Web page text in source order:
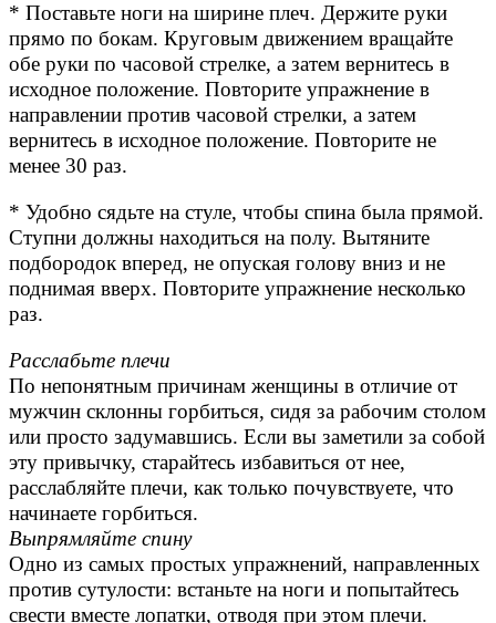
* Поставьте ноги на ширине плеч. Держите руки
прямо по бокам. Круговым движением вращайте
обе руки по часовой стрелке, а затем вернитесь в
исходное положение. Повторите упражнение в
направлении против часовой стрелки, а затем
вернитесь в исходное положение. Повторите не
менее 30 раз.
* Удобно сядьте на стуле, чтобы спина была прямой.
Ступни должны находиться на полу. Вытяните
подбородок вперед, не опуская голову вниз и не
поднимая вверх. Повторите упражнение несколько
раз.
Расслабьте плечи
По непонятным причинам женщины в отличие от
мужчин склонны горбиться, сидя за рабочим столом
или просто задумавшись. Если вы заметили за собой
эту привычку, старайтесь избавиться от нее,
расслабляйте плечи, как только почувствуете, что
начинаете горбиться.
Выпрямляйте спину
Одно из самых простых упражнений, направленных
против сутулости: встаньте на ноги и попытайтесь
свести вместе лопатки, отводя при этом плечи.